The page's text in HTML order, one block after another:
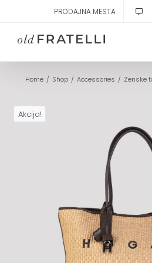
content
PRODAJNA MESTA
Home Shop Accessories Zenske
Akcija!